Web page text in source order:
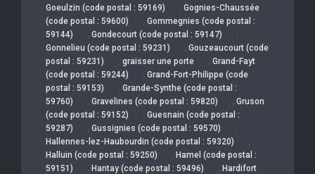
Goeulzin (code postal : 59169) , Gognies-Chaussée
(code postal : 59600)
, Gommegnies (code postal :
59144)
, Gondecourt (code postal : 59147) ,
Gonnelieu (code postal : 59231) , Gouzeaucourt (code
postal : 59231)
, graisser une porte , Grand-Fayt
(code postal : 59244)
, Grand-Fort-Philippe (code
postal : 59153)
, Grande-Synthe (code postal :
59760)
, Gravelines (code postal : 59820) , Gruson
(code postal : 59152)
, Guesnain (code postal :
59287)
, Gussignies (code postal : 59570) ,
Hallennes-lez-Haubourdin (code postal : 59320) ,
Halluin (code postal : 59250) , Hamel (code postal :
59151)
, Hantay (code postal : 59496) , Hardifort